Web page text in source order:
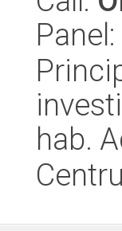
Panel:
hab.